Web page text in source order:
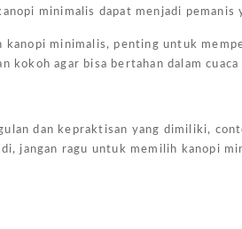
minimalis dapat menjadi pemanis
kanopi minimalis, penting untuk
kokoh agar bisa bertahan dalam
dan kepraktisan yang dimiliki,
jangan ragu untuk memilih kanopi